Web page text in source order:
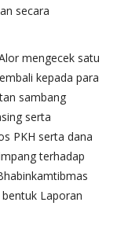
secara
mengecek satu
kepada para
sambang
serta
PKH serta dana
terhadap
Laporan